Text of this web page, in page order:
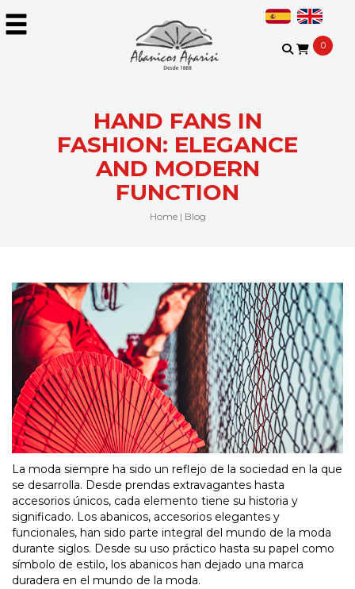
0
HAND FANS IN
FASHION: ELEGANCE
AND MODERN
FUNCTION
Home| Blog
La moda siempre ha sido un reflejo de la sociedad en la que
se desarrolla. Desde prendas extravagantes hasta
accesorios únicos, cada elemento tiene su historia y
significado. Los abanicos, accesorios elegantes y
funcionales, han sido parte integral del mundo de la moda
durante siglos. Desde su uso práctico hasta su papel como
símbolo de estilo, los abanicos han dejado una marca
duradera en el mundo de la moda.